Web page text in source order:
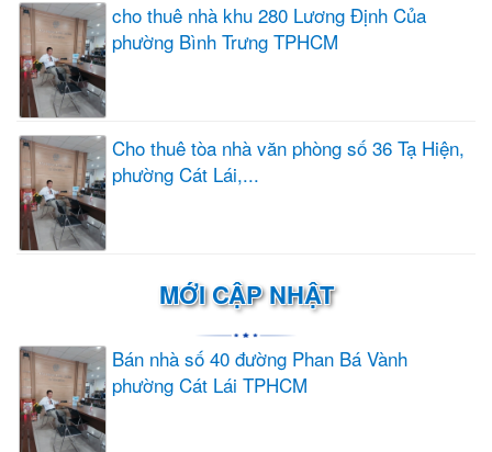
cho thuê nhà khu 280 Lương Định Của
phường Bình Trưng TPHCM
Cho thuê tòa nhà văn phòng số 36 Tạ Hiện,
phường Cát Lái,...
MỚI CẬP NHẬT
Bán nhà số 40 đường Phan Bá Vành
phường Cát Lái TPHCM